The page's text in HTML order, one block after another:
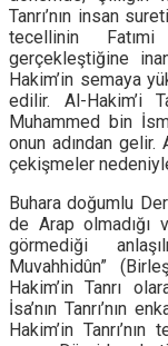
Tanrı’nın insan
tecellinin
gerçekleştiğine
Hakim’in semaya
edilir. Al-Hakim’i
Muhammed bin
onun adından
çekişmeler
Buhara doğumlu
de Arap olmadığı
görmediği
Muvahhidûn”
Hakim’in Tanrı
İsa’nın Tanrı’nın
Hakim’in